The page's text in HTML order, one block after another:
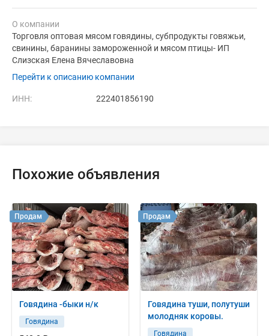
О компании
Торговля оптовая мясом говядины, субпродукты говяжьи,
свинины, баранины замороженной и мясом птицы- ИП
Слизская Елена Вячеславовна
Перейти к описанию компании
ИНН: 222401856190
Похожие объявления
Говядина -быки н/к
Говядина
Продам
Говядина туши, полутуши
молодняк коровы.
Говядина
Продам